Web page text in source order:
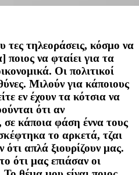
τηλεοράσεις, κόσμο να
να φταίει για τα
Οι πολιτικοί
Μιλούν για κάποιους
εν έχουν τα κότσια να
ότι αν
σε κάποια φάση έννα τους
το αρκετά, τζαι
απλά ξιουρίζουν μας.
ότι μας επιάσαν οι